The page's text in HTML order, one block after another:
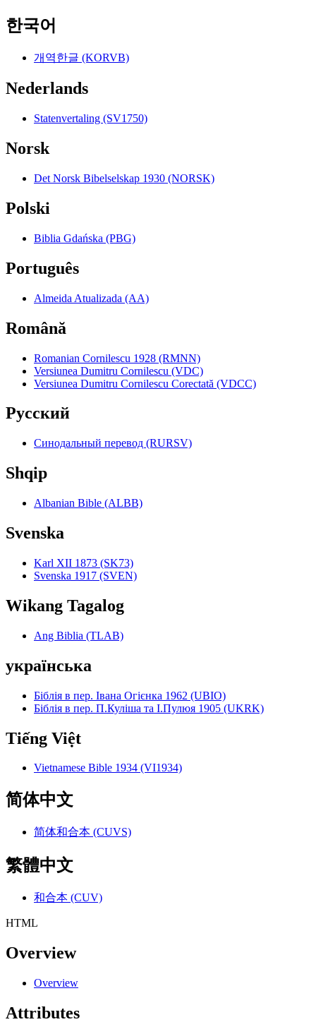
한국어
개역한글 (KORVB)
Nederlands
Statenvertaling (SV1750)
Norsk
Det Norsk Bibelselskap 1930 (NORSK)
Polski
Biblia Gdańska (PBG)
Português
Almeida Atualizada (AA)
Română
Romanian Cornilescu 1928 (RMNN)
Versiunea Dumitru Cornilescu (VDC)
Versiunea Dumitru Cornilescu Corectată (VDCC)
Pyccкий
Синодальный перевод (RURSV)
Shqip
Albanian Bible (ALBB)
Svenska
Karl XII 1873 (SK73)
Svenska 1917 (SVEN)
Wikang Tagalog
Ang Biblia (TLAB)
українська
Біблія в пер. Івана Огієнка 1962 (UBIO)
Біблія в пер. П.Куліша та І.Пулюя 1905 (UKRK)
Tiếng Việt
Vietnamese Bible 1934 (VI1934)
简体中文
简体和合本 (CUVS)
繁體中文
和合本 (CUV)
HTML
Overview
Overview
Attributes